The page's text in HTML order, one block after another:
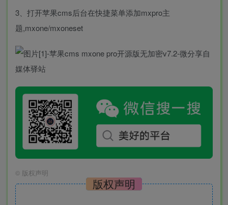
3、打开苹果cms后台在快捷菜单添加mxpro主
题,mxone/mxoneset
© 版权声明
版权声明